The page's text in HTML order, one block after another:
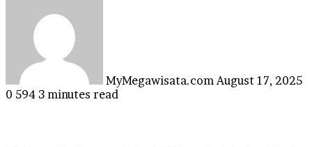
MyMegawisata.com August 17, 2025
0 594 3 minutes read